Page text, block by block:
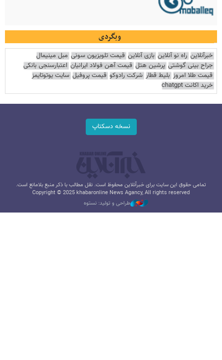
وبگردی
خبرآنلاین راه نو آنلاین بازی آنلاین قیمت تلویزیون سونی مبل مینیمال
جراح بینی گوشتی پرشین هتل قیمت آهن فولاد ایرانیان اعتبارسنجی بانکی
قیمت طلا امروز بلیط قطار شرکت رادوکو قیمت پروفیل سایت یوتوتایمز
خرید اکانت chatgpt
نسخه دسکتاپ
تمامی حقوق این سایت برای خبرآنلاین محفوظ است. نقل مطالب با ذکر منبع بلامانع است.
Copyright © 2025 khabaronline News Agancy, All rights reserved
طراحی و تولید: نستوه